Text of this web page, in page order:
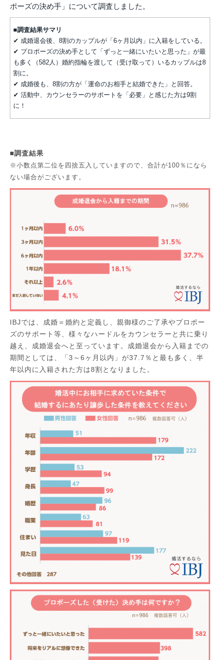
ポーズの決め手」について調査しました。
■調査結果サマリ
✔ 成婚退会後、8割のカップルが「6ヶ月以内」に入籍をしている。
✔ プロポーズの決め手として「ずっと一緒にいたいと思った」が最
も多く（582人）婚約指輪を渡して（受け取って）いるカップルは8
割に。
✔ 成婚後も、8割の方が「運命のお相手と結婚できた」と回答。
✔ 活動中、カウンセラーのサポートを「必要」と感じた方は9割
に！
■調査結果
※小数点第二位を四捨五入していますので、合計が100％になら
ない場合がございます。
IBJでは、成婚＝婚約と定義し、親御様のご了承やプロポー
ズのサポート等、様々なハードルをカウンセラーと共に乗り
越え、成婚退会へと至っています。成婚退会から入籍までの
期間としては、「3～6ヶ月以内」が37.7％と最も多く、半
年以内に入籍された方は8割となりました。